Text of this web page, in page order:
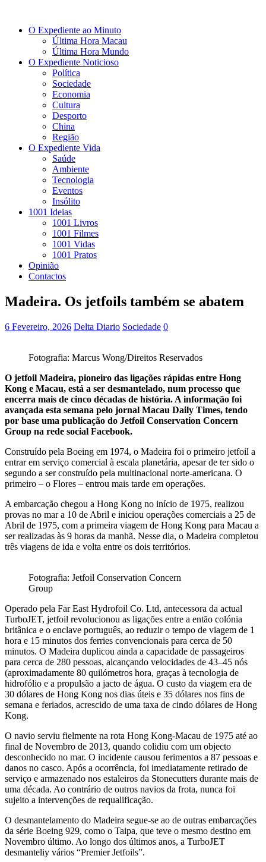
O Expediente ao Minuto
Última Hora Macau
Última Hora Mundo
O Expediente Noticioso
Política
Sociedade
Economia
Cultura
Desporto
China
Região
O Expediente Vida
Saúde
Ambiente
Tecnologia
Eventos
Insólito
1001 Ideias
1001 Livros
1001 Filmes
1001 Vidas
1001 Pratos
Opinião
Contactos
Madeira. Os jetfoils também se abatem
6 Fevereiro, 2026 Delta Diario Sociedade 0
Fotografia: Marcus Wong/Direitos Reservados
O jetfoil Madeira, pioneiro das ligações rápidas entre Hong
Kong e Macau, está a ser desmantelado, num processo que
encerra mais de cinco décadas de história. A informação foi
avançada esta semana pelo jornal Macau Daily Times, tendo
por base uma publicação do Jetfoil Conservation Concern
Group na rede social Facebook.
Construído pela Boeing em 1974, o Madeira foi o primeiro jetfoil a
entrar em serviço comercial à escala planetária, apesar de ter sido o
segundo a ser construído pela multinacional norte-americana. O
primeiro – o Flores – entrou mais tarde em operações.
A embarcação chegou a Hong Kong no início de 1975, realizou
provas no mar a 10 de Abril e iniciou operações comerciais a 25 de
Abril de 1975, com a primeira viagem de Hong Kong para Macau a
ser realizadas às 9 horas da manhã. Nesse dia, o Madeira completou
três viagens de ida e volta entre os dois territórios.
Fotografia: Jetfoil Conservation Concern
Group
Operado pela Far East Hydrofoil Co. Ltd, antecessora da actual
TurboJET, jetfoil revolucionou as ligações entre a então colónia
britânica e o enclave português, ao reduzir o tempo de viagem de 1
hora e 15 minutos dos ferries convencionais para cerca de 50
minutos. O Madeira duplicou ainda a capacidade de passageiros
para cerca de 280 pessoas, alcançando velocidades de 43–45 nós
(aproximadamente 80 quilómetros hora, graças à tecnologia de
hidrofólio e a propulsão a jacto de água. O custo da viagem era de
30 dólares de Hong Kong nos dias úteis e 35 dólares nos fins de
semana e feriados, acrescido de uma taxa de cindo dólares de Hong
Kong.
O navio serviu fielmente na rota Hong Kong-Macau de 1975 até ao
final de Novembro de 2013, quando colidiu com um objecto
desconhecido no mar. O incidente causou ferimentos a 87 pessoas e
danos no casco. Após a ocorrência, foi imediatamente retirado de
serviço e armazenado nos estaleiros da Stonecutters durante mais de
uma década. Ao contrário de outros navios da frota, nunca foi
sujeito a intervenções de requalificação.
O desmantelamento do Madeira segue-se ao de outras embarcações
da série Boeing 929, como o Taipa, que teve o mesmo destino em
Novembro último. Ao longo dos últimos anos, a TurboJET
desmanteliy vários “Premier Jetfoils”.